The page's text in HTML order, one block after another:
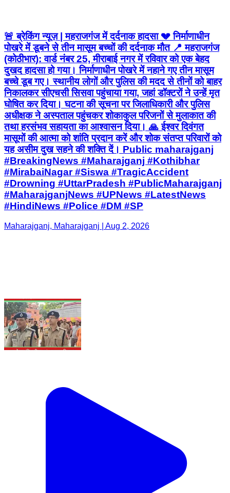
🚨 ब्रेकिंग न्यूज़ | महराजगंज में दर्दनाक हादसा 💔 निर्माणाधीन
पोखरे में डूबने से तीन मासूम बच्चों की दर्दनाक मौत 📍 महराजगंज
(कोठीभार): वार्ड नंबर 25, मीराबाई नगर में रविवार को एक बेहद
दुखद हादसा हो गया। निर्माणाधीन पोखरे में नहाने गए तीन मासूम
बच्चे डूब गए। स्थानीय लोगों और पुलिस की मदद से तीनों को बाहर
निकालकर सीएचसी सिसवा पहुंचाया गया, जहां डॉक्टरों ने उन्हें मृत
घोषित कर दिया। घटना की सूचना पर जिलाधिकारी और पुलिस
अधीक्षक ने अस्पताल पहुंचकर शोकाकुल परिजनों से मुलाकात की
तथा हरसंभव सहायता का आश्वासन दिया। 🙏 ईश्वर दिवंगत
मासूमों की आत्मा को शांति प्रदान करें और शोक संतप्त परिवारों को
यह असीम दुख सहने की शक्ति दें। Public maharajganj
#BreakingNews #Maharajganj #Kothibhar
#MirabaiNagar #Siswa #TragicAccident
#Drowning #UttarPradesh #PublicMaharajganj
#MaharajganjNews #UPNews #LatestNews
#HindiNews #Police #DM #SP
Maharajganj, Maharajganj | Aug 2, 2026